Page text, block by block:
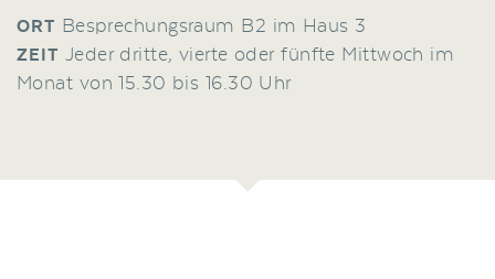
ORT Besprechungsraum B2 im Haus 3
ZEIT Jeder dritte, vierte oder fünfte Mittwoch im
Monat von 15.30 bis 16.30 Uhr